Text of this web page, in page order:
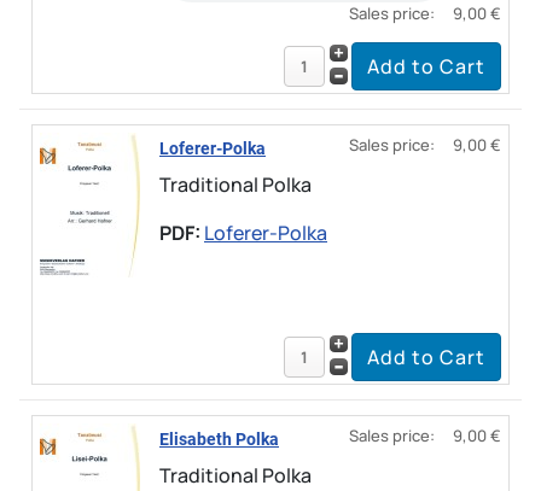
Sales price: 9,00 €
Loferer-Polka
Traditional Polka
PDF: Loferer-Polka
Sales price: 9,00 €
Elisabeth Polka
Traditional Polka
Sales price: 9,00 €